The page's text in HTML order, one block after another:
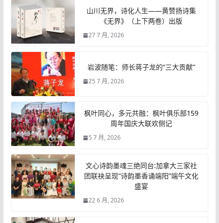
山川无界，诗化人生——黄赞扬诗集
《无界》（上下两卷）出版
27 7 月, 2026
岩波随笔：师长蒋子龙的“三大贡献”
25 7 月, 2026
枫叶同心，多元共融：枫叶俱乐部159
周年国庆大联欢侧记
5 7 月, 2026
文心诗韵墨魂三绝同台:加拿大三家社
团联袂呈现“诗韵墨香诵端阳”端午文化
盛宴
22 6 月, 2026